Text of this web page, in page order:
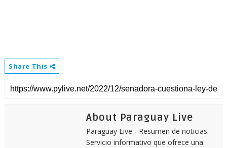
Share This
About Paraguay Live
Paraguay Live - Resumen de noticias.
Servicio informativo que ofrece una